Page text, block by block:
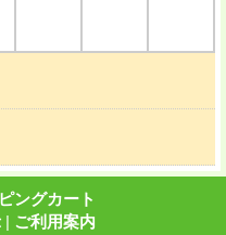
ングカート
| ご利用案内